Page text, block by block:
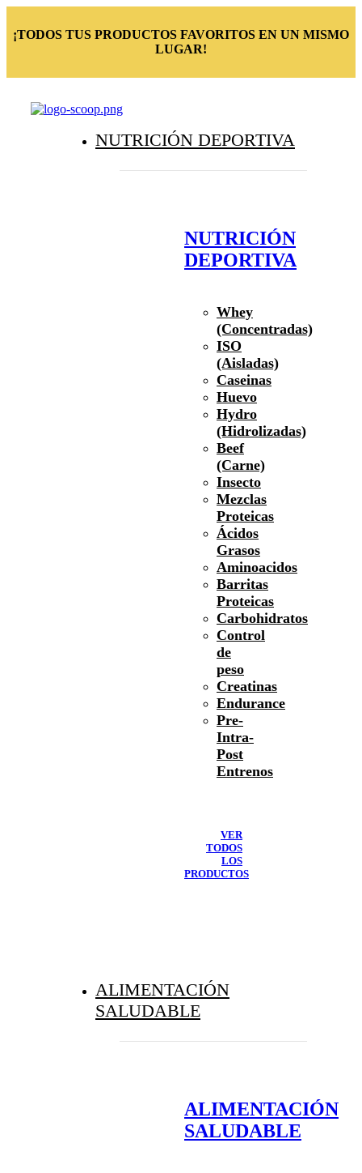
¡TODOS TUS PRODUCTOS FAVORITOS EN UN MISMO
LUGAR!
NUTRICIÓN DEPORTIVA
NUTRICIÓN
DEPORTIVA
Whey
(Concentradas)
ISO
(Aisladas)
Caseinas
Huevo
Hydro
(Hidrolizadas)
Beef
(Carne)
Insecto
Mezclas
Proteicas
Ácidos
Grasos
Aminoacidos
Barritas
Proteicas
Carbohidratos
Control
de
peso
Creatinas
Endurance
Pre-
Intra-
Post
Entrenos
VER
TODOS
LOS
PRODUCTOS
ALIMENTACIÓN
SALUDABLE
ALIMENTACIÓN
SALUDABLE